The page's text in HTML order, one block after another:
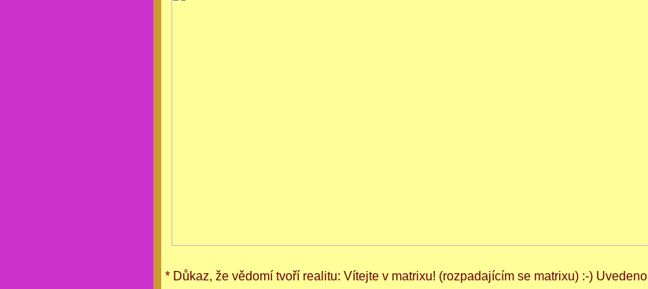
* Důkaz, že vědomí tvoří realitu: Vítejte v matrixu! (rozpadajícím se matrixu) :-) Uvedeno